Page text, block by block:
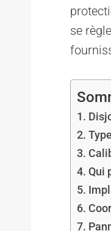
se
Qui